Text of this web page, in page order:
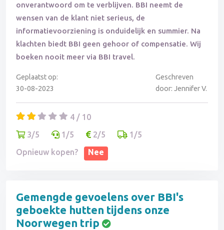
onverantwoord om te verblijven. BBI neemt de
wensen van de klant niet serieus, de
informatievoorziening is onduidelijk en summier. Na
klachten biedt BBI geen gehoor of compensatie. Wij
boeken nooit meer via BBI travel.
Geplaatst op:
30-08-2023
Geschreven
door: Jennifer V.
4 / 10
3/5
1/5 2/5
1/5
Opnieuw kopen?
Nee
Gemengde gevoelens over BBI's
geboekte hutten tijdens onze
Noorwegen trip